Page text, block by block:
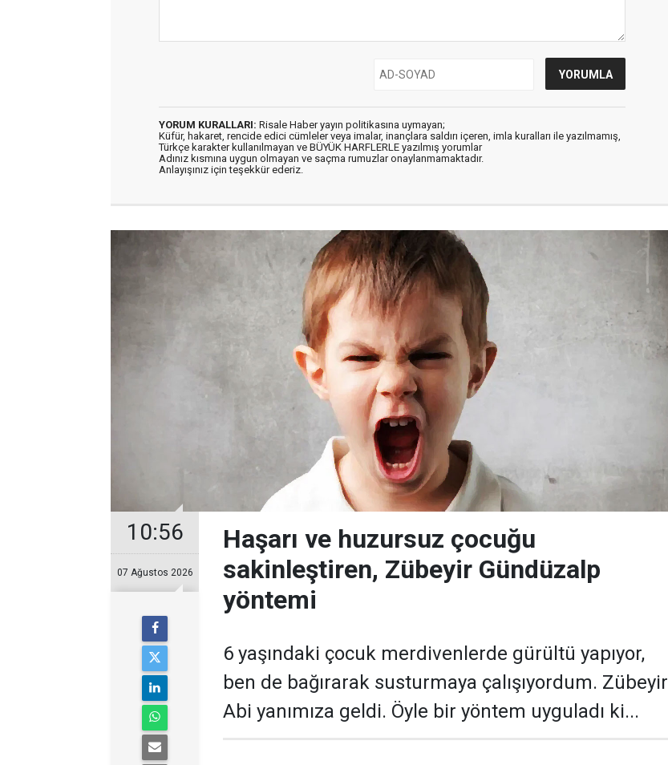
YORUM KURALLARI: Risale Haber yayın politikasına uymayan;
Küfür, hakaret, rencide edici cümleler veya imalar, inançlara saldırı içeren, imla kuralları ile yazılmamış,
Türkçe karakter kullanılmayan ve BÜYÜK HARFLERLE yazılmış yorumlar
Adınız kısmına uygun olmayan ve saçma rumuzlar onaylanmamaktadır.
Anlayışınız için teşekkür ederiz.
10:56
07 Ağustos 2026
Haşarı ve huzursuz çocuğu
sakinleştiren, Zübeyir Gündüzalp
yöntemi
6 yaşındaki çocuk merdivenlerde gürültü yapıyor,
ben de bağırarak susturmaya çalışıyordum. Zübeyir
Abi yanımıza geldi. Öyle bir yöntem uyguladı ki...